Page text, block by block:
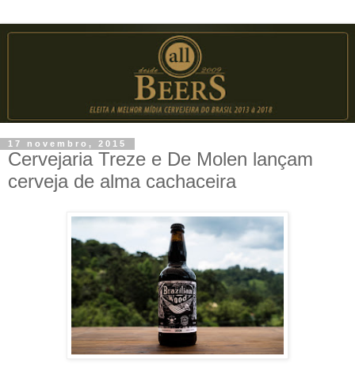
17 novembro, 2015
Cervejaria Treze e De Molen lançam
cerveja de alma cachaceira